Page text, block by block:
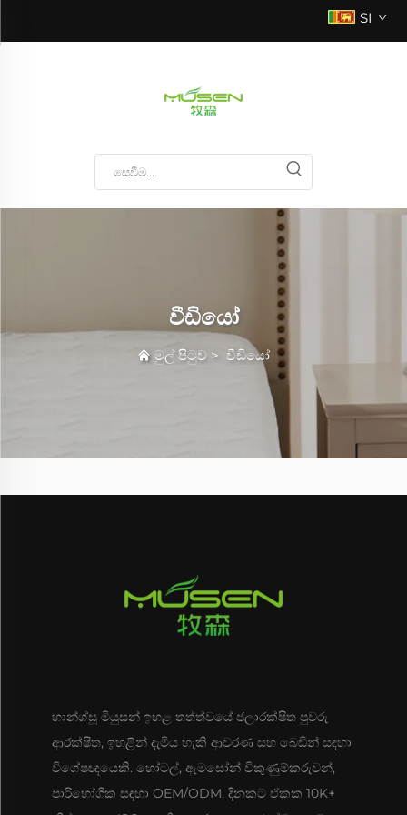
SI
වීඩියෝ
මුල් පිටුව > වීඩියෝ
හාන්ග්සූ මියුසන් ඉහළ තත්ත්වයේ ජලාරක්ෂිත පුවරු
ආරක්ෂිත, ඉහළින් දැමිය හැකි ආවරණ සහ බෙඩින් සඳහා
විශේෂඥයෙකි. හෝටල්, ඇමසෝන් විකුණුම්කරුවන්,
පාරිභෝගික සඳහා OEM/ODM. දිනකට ඒකක 10K+